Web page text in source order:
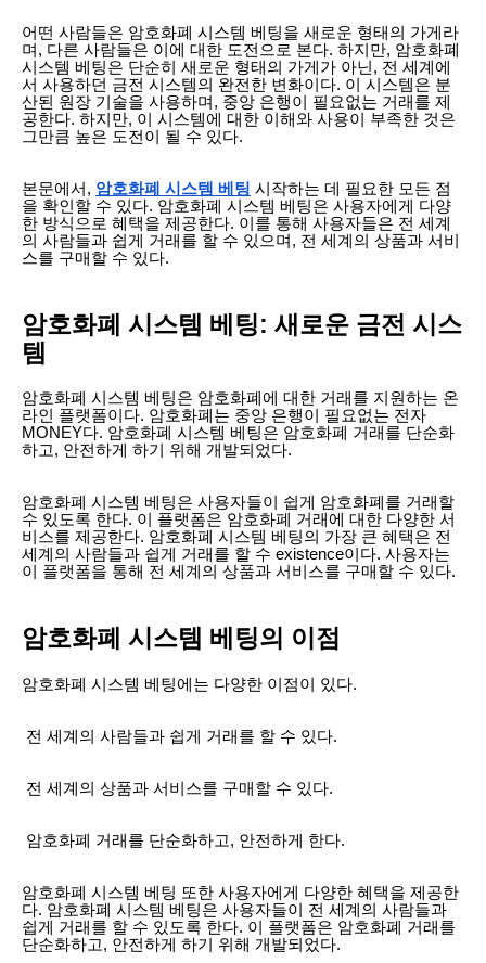
어떤 사람들은 암호화폐 시스템 베팅을 새로운 형태의 가게라
며, 다른 사람들은 이에 대한 도전으로 본다. 하지만, 암호화폐
시스템 베팅은 단순히 새로운 형태의 가게가 아닌, 전 세계에
서 사용하던 금전 시스템의 완전한 변화이다. 이 시스템은 분
산된 원장 기술을 사용하며, 중앙 은행이 필요없는 거래를 제
공한다. 하지만, 이 시스템에 대한 이해와 사용이 부족한 것은
그만큼 높은 도전이 될 수 있다.
본문에서, 암호화폐 시스템 베팅 시작하는 데 필요한 모든 점
을 확인할 수 있다. 암호화폐 시스템 베팅은 사용자에게 다양
한 방식으로 혜택을 제공한다. 이를 통해 사용자들은 전 세계
의 사람들과 쉽게 거래를 할 수 있으며, 전 세계의 상품과 서비
스를 구매할 수 있다.
암호화폐 시스템 베팅: 새로운 금전 시스
템
암호화폐 시스템 베팅은 암호화폐에 대한 거래를 지원하는 온
라인 플랫폼이다. 암호화폐는 중앙 은행이 필요없는 전자
MONEY다. 암호화폐 시스템 베팅은 암호화폐 거래를 단순화
하고, 안전하게 하기 위해 개발되었다.
암호화폐 시스템 베팅은 사용자들이 쉽게 암호화폐를 거래할
수 있도록 한다. 이 플랫폼은 암호화폐 거래에 대한 다양한 서
비스를 제공한다. 암호화폐 시스템 베팅의 가장 큰 혜택은 전
세계의 사람들과 쉽게 거래를 할 수 existence이다. 사용자는
이 플랫폼을 통해 전 세계의 상품과 서비스를 구매할 수 있다.
암호화폐 시스템 베팅의 이점
암호화폐 시스템 베팅에는 다양한 이점이 있다.
전 세계의 사람들과 쉽게 거래를 할 수 있다.
전 세계의 상품과 서비스를 구매할 수 있다.
암호화폐 거래를 단순화하고, 안전하게 한다.
암호화폐 시스템 베팅 또한 사용자에게 다양한 혜택을 제공한
다. 암호화폐 시스템 베팅은 사용자들이 전 세계의 사람들과
쉽게 거래를 할 수 있도록 한다. 이 플랫폼은 암호화폐 거래를
단순화하고, 안전하게 하기 위해 개발되었다.